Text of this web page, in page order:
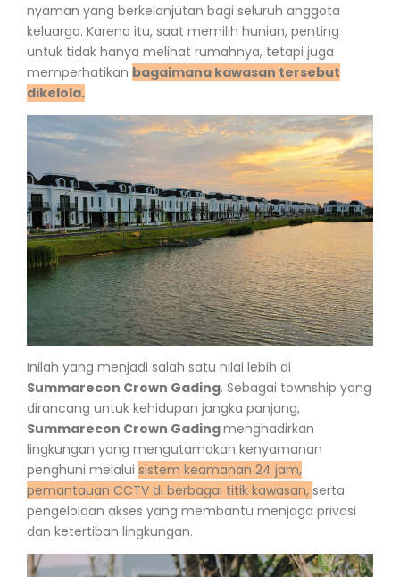
nyaman yang berkelanjutan bagi seluruh anggota
keluarga. Karena itu, saat memilih hunian, penting
untuk tidak hanya melihat rumahnya, tetapi juga
memperhatikan bagaimana kawasan tersebut
dikelola.
Inilah yang menjadi salah satu nilai lebih di
Summarecon Crown Gading. Sebagai township yang
dirancang untuk kehidupan jangka panjang,
Summarecon Crown Gadingmenghadirkan
lingkungan yang mengutamakan kenyamanan
penghuni melalui sistem keamanan 24 jam,
pemantauan CCTV di berbagai titik kawasan, serta
pengelolaan akses yang membantu menjaga privasi
dan ketertiban lingkungan.